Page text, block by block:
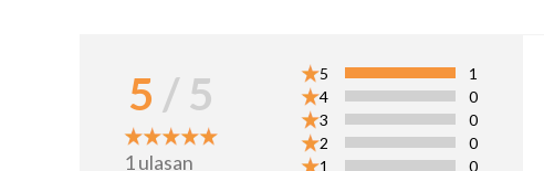
5 / 5
1ulasan
5
1
4
0
3
0
2
0
1
0